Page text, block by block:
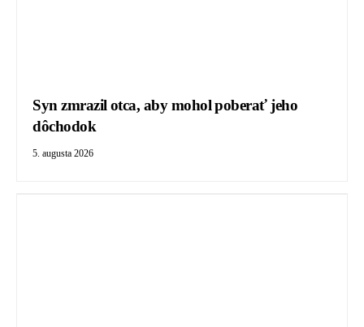
Syn zmrazil otca, aby mohol poberať jeho
dôchodok
5. augusta 2026